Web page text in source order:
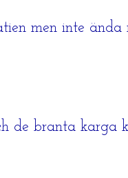
men inte ända
de branta karga